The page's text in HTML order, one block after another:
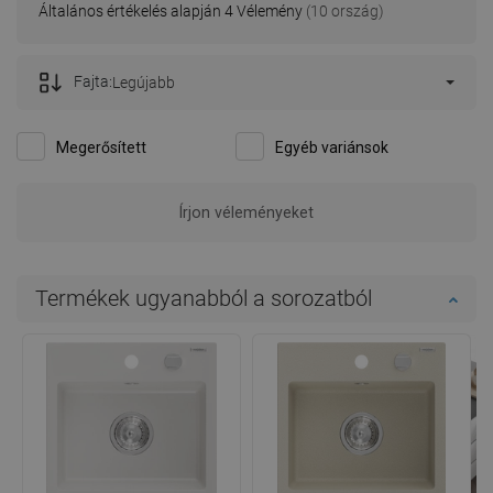
Általános értékelés alapján 4 Vélemény (10 ország)
Megerősített Egyéb variánsok
Fajta:Legújabb
Megjelenés:
Hibák
Mutassa meg az eredeti kommentárt